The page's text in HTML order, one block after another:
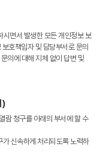
면서 발생한 모든 개인정보 보
호책임자 및 담당부서로 문의
의에 대해 지체 없이 답변 및
)
람 청구를 아래의 부서에 할 수
신속하게 처리되도록 노력하